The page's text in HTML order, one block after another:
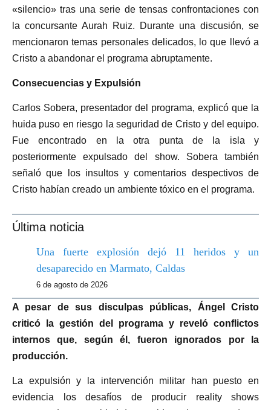
«silencio» tras una serie de tensas confrontaciones con
la concursante Aurah Ruiz. Durante una discusión, se
mencionaron temas personales delicados, lo que llevó a
Cristo a abandonar el programa abruptamente.
Consecuencias y Expulsión
Carlos Sobera, presentador del programa, explicó que la
huida puso en riesgo la seguridad de Cristo y del equipo.
Fue encontrado en la otra punta de la isla y
posteriormente expulsado del show. Sobera también
señaló que los insultos y comentarios despectivos de
Cristo habían creado un ambiente tóxico en el programa.
Última noticia
Una fuerte explosión dejó 11 heridos y un
desaparecido en Marmato, Caldas
6 de agosto de 2026
A pesar de sus disculpas públicas, Ángel Cristo
criticó la gestión del programa y reveló conflictos
internos que, según él, fueron ignorados por la
producción.
La expulsión y la intervención militar han puesto en
evidencia los desafíos de producir reality shows